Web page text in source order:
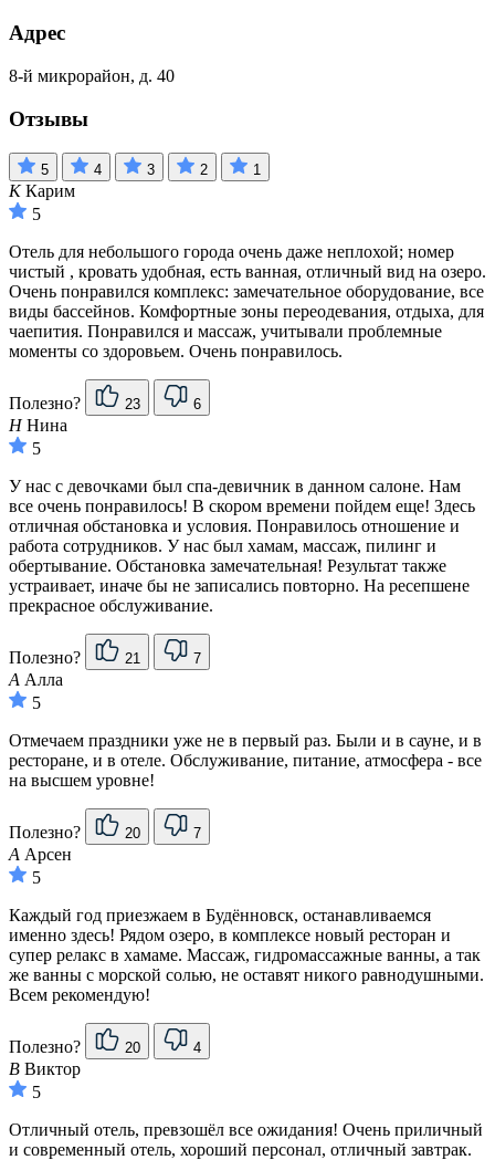
Адрес
8-й микрорайон, д. 40
Отзывы
5 4 3 2 1
ККарим
5
Отель для небольшого города очень даже неплохой; номер
чистый , кровать удобная, есть ванная, отличный вид на озеро.
Очень понравился комплекс: замечательное оборудование, все
виды бассейнов. Комфортные зоны переодевания, отдыха, для
чаепития. Понравился и массаж, учитывали проблемные
моменты со здоровьем. Очень понравилось.
Полезно? 23 6
ННина
5
У нас с девочками был спа-девичник в данном салоне. Нам
все очень понравилось! В скором времени пойдем еще! Здесь
отличная обстановка и условия. Понравилось отношение и
работа сотрудников. У нас был хамам, массаж, пилинг и
обертывание. Обстановка замечательная! Результат также
устраивает, иначе бы не записались повторно. На ресепшене
прекрасное обслуживание.
Полезно? 21 7
А Алла
5
Отмечаем праздники уже не в первый раз. Были и в сауне, и в
ресторане, и в отеле. Обслуживание, питание, атмосфера - все
на высшем уровне!
Полезно? 20 7
А Арсен
5
Каждый год приезжаем в Будённовск, останавливаемся
именно здесь! Рядом озеро, в комплексе новый ресторан и
супер релакс в хамаме. Массаж, гидромассажные ванны, а так
же ванны с морской солью, не оставят никого равнодушными.
Всем рекомендую!
Полезно? 20 4
В Виктор
5
Отличный отель, превзошёл все ожидания! Очень приличный
и современный отель, хороший персонал, отличный завтрак.